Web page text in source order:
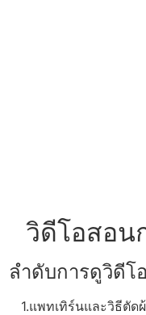
วิดีโอสอน
ลำดับการดูวิดีโ
1.แพทเทิร์นและวิธีตั